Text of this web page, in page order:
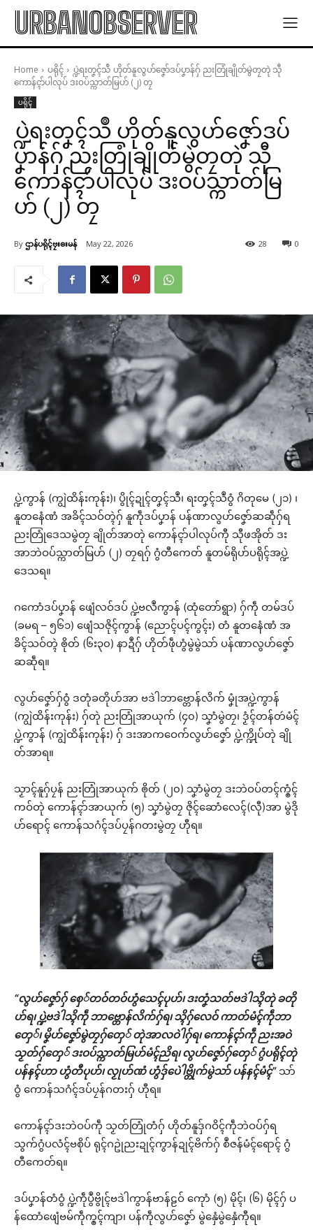
URBANOBSERVER
Home ပရိုၚ်
ပ္ဍဲရးတၞၚ်သဳ ဟိုတ်နူလွဟ်ဇၞော်ဒပ်ပၞာန်ဂှ် ညးတြုံချိုတ်မွဲတၠတုဲ သီု
ကောန်ၚာ်ပါလုပ် ဒးဝပ်သ္ကာတ်မြဟ် (၂) တၠ
ပရိုၚ်
ပ္ဍဲရးတၞၚ်သဳ ဟိုတ်နူလွဟ်ဇၞော်ဒပ်
ပၞာန်ဂှ် ညးတြုံချိုတ်မွဲတၠတုဲ သီု
ကောန်ၚာ်ပါလုပ် ဒးဝပ်သ္ကာတ်မြ
ဟ် (၂) တၠ
By ဌာန်ပရိုၚ်ဗၠးၜးမန် May 22, 2026 0
28
ပ္ဍဲကွာန် (ကျွဲထိန်းကုန်း)၊ ပွိုၚ်ဍုၚ်တၞၚ်သဳ၊ ရးတၞၚ်သဳဝွံ ဂိတုမေ (၂၁) ၊
နူတနေံဏံ အခိၚ်သဝ်တ္ၚဲဂှ် နူကဵုဒပ်ပၞာန် ပန်ဏာလွဟ်ဇၞော်ဆဆဵုဂှ်ရ
ညးတြုံဒေသမွဲတၠ ချိုတ်အာတုဲ ကောန်ၚာ်ပါလုပ်ကီု သီုဖအိုတ် ဒး
အာဘဲဝပ်သ္ကာတ်မြဟ် (၂) တၠရဂှ် ဂွံတီကေတ် နူတမ်ရိုဟ်ပရိုၚ်အပ္ဍဲ
ဒေသရ။
ဂကောံဒပ်ပၞာန် ဖျေံလဝ်ဒပ် ပ္ဍဲဗလဳကွာန် (ထုံတော်ရွာ) ဂှ်ကဵု တမ်ဒပ်
(ခမရ – ၅၆၁) ဖျေံသဇိုၚ်ကွာန် (ညောၚ်ပၚ်ကွၚ်း) တံ နူတနေံဏံ အ
ခိၚ်သဝ်တ္ၚဲ ၜိုတ် (၆း၃၀) နာဍဳဂှ် ဟိုတ်ဖဵုဟွံမွဲမွဲသာ် ပန်ဏာလွဟ်ဇၞော်
ဆဆဵုရ။
လွဟ်ဇၞော်ဂှ်ဝွံ ဒတုံခတိုဟ်အာ ဗဒဲါဘာဗ္တောန်လိက် မၞုံအပ္ဍဲကွာန်
(ကျွဲထိန်းကုန်း) ဂှ်တုဲ ညးတြုံအာယုက် (၄၀) သၞာံမွဲတၠ၊ ဒၟံၚ်တန်တဴမံၚ်
ပ္ဍဲကွာန် (ကျွဲထိန်းကုန်း) ဂှ် ဒးအာကဝေက်လွဟ်ဇၞော် ပ္ဍဲက္ဍိုပ်တုဲ ချို
တ်အာရ။
သၟာၚ်နူဂှ်ပၠန် ညးတြုံအာယုက် ၜိုတ် (၂၀) သၞာံမွဲတၠ ဒးဘဲဝပ်တၚ်က္ၜံၚ်
ကဝ်တုဲ ကောန်ၚာ်အာယုက် (၅) သၞာံမွဲတၠ ဇိုၚ်ဆောံလေၚ်(လီု)အာ မွဲဒို
ဟ်ရောၚ် ကောန်သဂံၚ်ဒပ်ပၠန်ဂတးမွဲတၠ ဟီုရ။
“လွဟ်ဇၞော်ဂှ် စှေ်တဝ်တဝ်ဟွံသေၚ်ပုဟ်၊ ဒးတၞံသတ်ဗဒဲါသ္ၚိတုဲ ခတို
ဟ်ရ၊ ပ္ဍဲဗဒဲါသ္ၚိကဵု ဘာဗ္တောန်လိက်ဂှ်ရ၊ သ္ၚိဂှ်လေဝ် ကာတ်မံၚ်ကဵုဘာ
တှေ်၊ မၞိဟ်ဇၞော်မွဲတၠဂှ်တှေ် တုဲအာလဝဲါဂှ်ရ၊ ကောန်ၚာ်ကဵု ညးအဝဲ
သၟတ်ဂှ်တှေ် ဒးဝပ်သ္ကာတ်မြဟ်မံၚ်ညိရ၊ လွဟ်ဇၞော်ဂှ်တှေ် ဂွံပရိုၚ်တုဲ
ပန်နၚ်ဟာ ဟွံတီပုဟ်၊ လၟုဟ်ဏံ ဟွံဒှ်ပေဲါဗ္တိုက်မွဲသာ် ပန်နၚ်မံၚ်”သာ်
ဝွံ ကောန်သဂံၚ်ဒပ်ပၠန်ဂတးဂှ် ဟီုရ။
ကောန်ၚာ်ဒးဘဲဝပ်ကဵု သၟတ်တြုံတံဂှ် ဟိုတ်နူဒှ်ဂဝိၚ်ကဵုဘဲဝပ်ဂှ်ရ
သွက်ဂွံပလံၚ်ဗစိုပ် ရုၚ်ဂဥုဲညးဍုၚ်ကွာန်ဍုၚ်ဗိက်ဂှ် စဳဇန်မံၚ်ရောၚ် ဂွံ
တီကေတ်ရ။
ဒပ်ပၞာန်တံဝွံ ပ္ဍဲကဵုပွဳဗွိုၚ်ဗဒဲါကွာန်ဗာန်ဠဝ် ကေုာံ (၅) မိုၚ်၊ (၆) မိုၚ်ဂှ် ပ
န်ထောံဖျေံဗမ်ကဵုက္ၜၚ်ကျာ၊ ပန်ကဵုလွဟ်ဇၞော် မွဲနှေံမွဲနှေံကီုရ။